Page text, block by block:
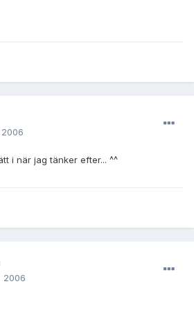
i när jag tänker efter... ^^
2006